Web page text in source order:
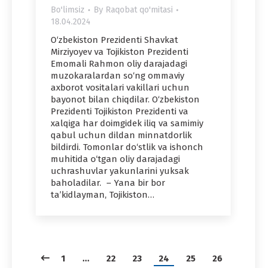
Bo'limsiz By Raqobat qo'mitasi
18.04.2024
O‘zbekiston Prezidenti Shavkat
Mirziyoyev va Tojikiston Prezidenti
Emomali Rahmon oliy darajadagi
muzokaralardan so‘ng ommaviy
axborot vositalari vakillari uchun
bayonot bilan chiqdilar. O‘zbekiston
Prezidenti Tojikiston Prezidenti va
xalqiga har doimgidek iliq va samimiy
qabul uchun dildan minnatdorlik
bildirdi. Tomonlar do‘stlik va ishonch
muhitida o‘tgan oliy darajadagi
uchrashuvlar yakunlarini yuksak
baholadilar. – Yana bir bor
ta’kidlayman, Tojikiston…
1 … 22 23 24 25
26